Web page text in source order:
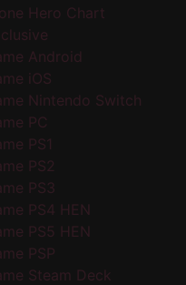
Hero Chart
Android
iOS
Nintendo Switch
PC
PS1
PS2
PS3
PS4 HEN
PS5 HEN
PSP
Steam Deck